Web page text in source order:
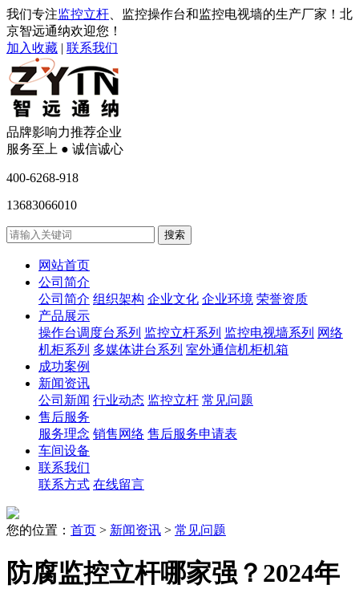
我们专注监控立杆 、监控操作台和监控电视墙的生产厂家！北
京智远通纳欢迎您！
加入收藏 | 联系我们
品牌影响力推荐企业
服务至上 ● 诚信诚心
400-6268-918
13683066010
网站首页
公司简介
公司简介 组织架构 企业文化 企业环境 荣誉资质
产品展示
操作台调度台系列 监控立杆系列 监控电视墙系列 网络
机柜系列 多媒体讲台系列 室外通信机柜机箱
成功案例
新闻资讯
公司新闻 行业动态 监控立杆 常见问题
售后服务
服务理念 销售网络 售后服务申请表
车间设备
联系我们
联系方式 在线留言
您的位置： 首页 > 新闻资讯 > 常见问题
防腐监控立杆哪家强？2024年